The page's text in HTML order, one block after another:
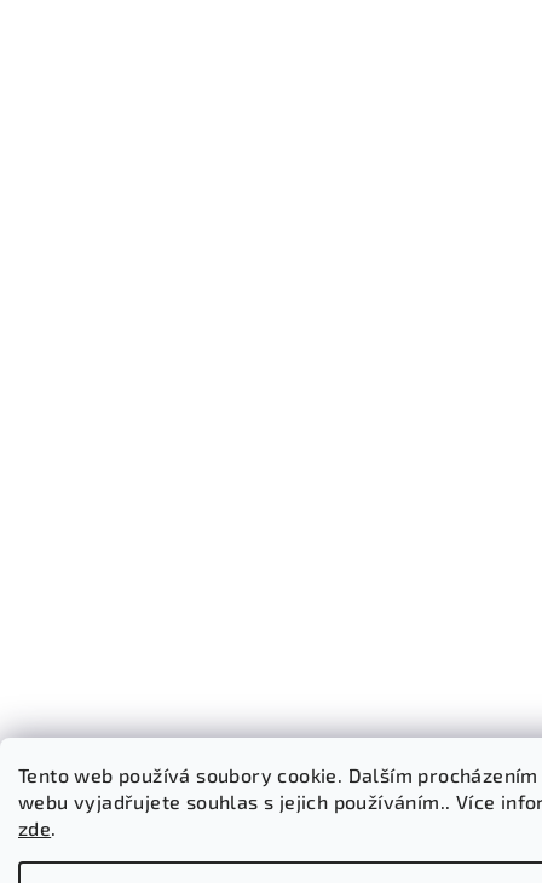
Tento web používá soubory cookie. Dalším
webu vyjadřujete souhlas s jejich používáním.. Více
zde.